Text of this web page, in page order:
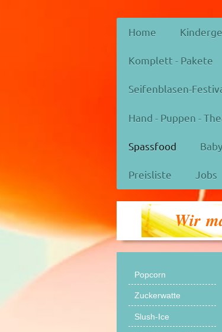
Home
Komplett - Pakete
Seifenblasen-
Hand - Puppen -
Spassfood
Preisliste Jobs
Wir
Popcorn
Zuckerwatte
Slush-Ice